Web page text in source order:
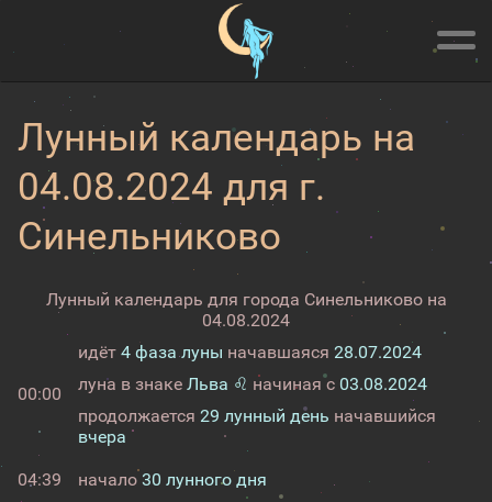
Лунный календарь на
04.08.2024 для г.
Синельниково
Лунный календарь для города Синельниково на
04.08.2024
00:00
идёт 4 фаза луны начавшаяся 28.07.2024
луна в знаке Льва ♌ начиная с 03.08.2024
продолжается 29 лунный день начавшийся
вчера
04:39 начало 30 лунного дня